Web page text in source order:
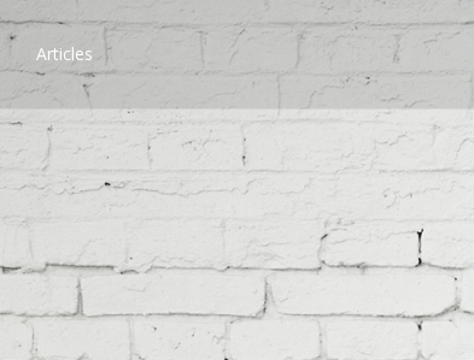
Articles